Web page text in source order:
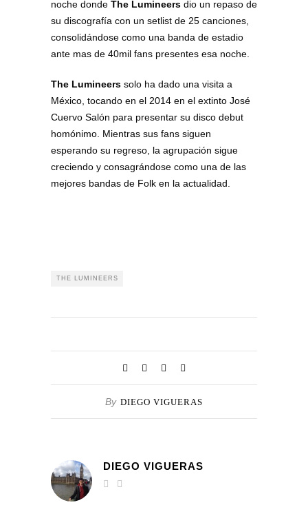
noche donde The Lumineers dio un repaso de
su discografía con un setlist de 25 canciones,
consolidándose como una banda de estadio
ante mas de 40mil fans presentes esa noche.
The Lumineers solo ha dado una visita a
México, tocando en el 2014 en el extinto José
Cuervo Salón para presentar su disco debut
homónimo. Mientras sus fans siguen
esperando su regreso, la agrupación sigue
creciendo y consagrándose como una de las
mejores bandas de Folk en la actualidad.
THE LUMINEERS
By DIEGO VIGUERAS
DIEGO VIGUERAS